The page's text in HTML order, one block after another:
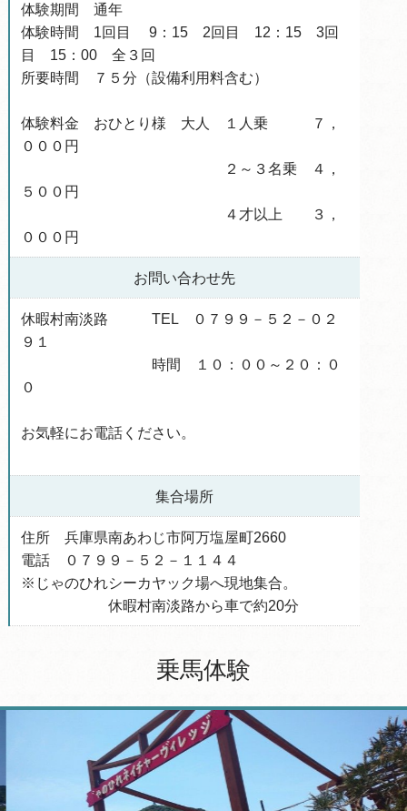
体験期間 通年
体験時間 1回目 9：15 2回目 12：15 3回
目 15：00 全３回
所要時間 ７５分（設備利用料含む）
体験料金 おひとり様 大人 １人乗 ７，
０００円
２～３名乗 ４，
５００円
４才以上 ３，
０００円
お問い合わせ先
休暇村南淡路 TEL ０７９９－５２－０２
９１
時間 １０：００～２０：０
０
お気軽にお電話ください。
集合場所
住所 兵庫県南あわじ市阿万塩屋町2660
電話 ０７９９－５２－１１４４
※じゃのひれシーカヤック場へ現地集合。
休暇村南淡路から車で約20分
乗馬体験